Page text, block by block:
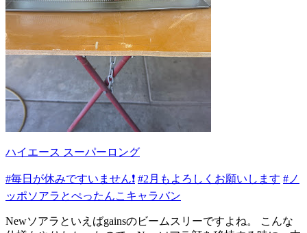
ハイエース スーパーロング
#毎日が休みですいません❗️ #2月もよろしくお願いします #ノ
ッポソアラとぺったんこキャラバン
Newソアラといえばgainsのビームスリーですよね。 こんな